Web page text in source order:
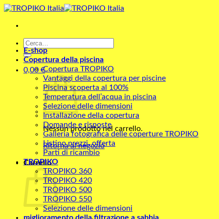
Salta
contenuti
Cerca:
0,00 €
Nessun prodotto nel carrello.
Ritorna al negozio
Carrello
E-shop
Copertura della piscina
Copertura TROPIKO
Vantaggi della copertura per piscine
Piscina scoperta al 100%
Temperatura dell’acqua in piscina
Selezione delle dimensioni
Installazione della copertura
Domande e risposte
Galleria fotografica delle coperture TROPIKO
Listino prezzi, offerta
Parti di ricambio
TROPIKO
TROPIKO 360
TROPIKO 420
TROPIKO 500
TROPIKO 550
Selezione delle dimensioni